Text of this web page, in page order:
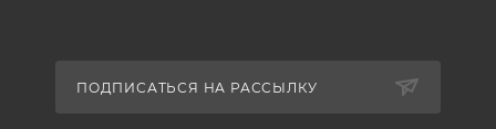
ПОДПИСАТЬСЯ НА РАССЫЛКУ